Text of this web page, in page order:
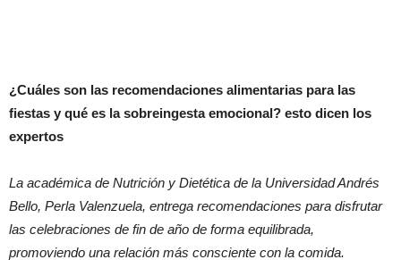
¿Cuáles son las recomendaciones alimentarias para las
fiestas y qué es la sobreingesta emocional? esto dicen los
expertos
La académica de Nutrición y Dietética de la Universidad Andrés
Bello, Perla Valenzuela, entrega recomendaciones para disfrutar
las celebraciones de fin de año de forma equilibrada,
promoviendo una relación más consciente con la comida.